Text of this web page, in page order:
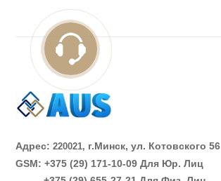
Адрес: 220021, г.Минск, ул. Котовского 56
GSM: +375 (29) 171-10-09 Для Юр. Лиц